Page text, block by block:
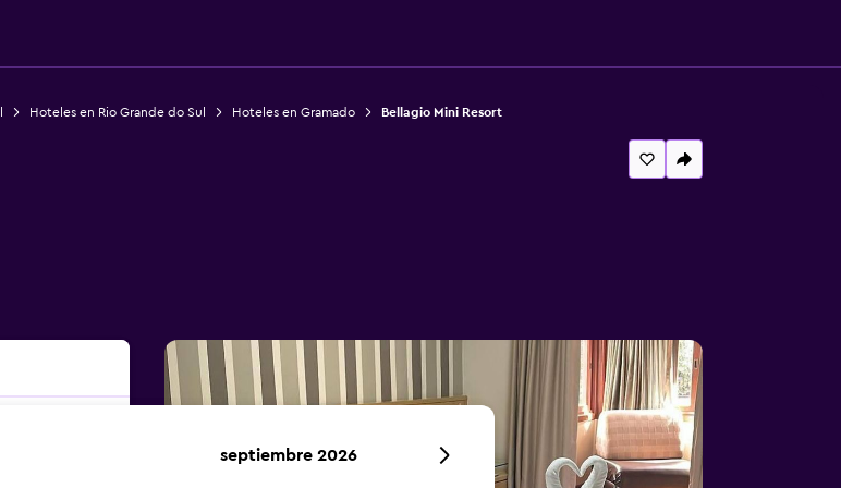
Hoteles en Rio Grande do Sul Hoteles en Gramado Bellagio Mini Resort
septiembre 2026